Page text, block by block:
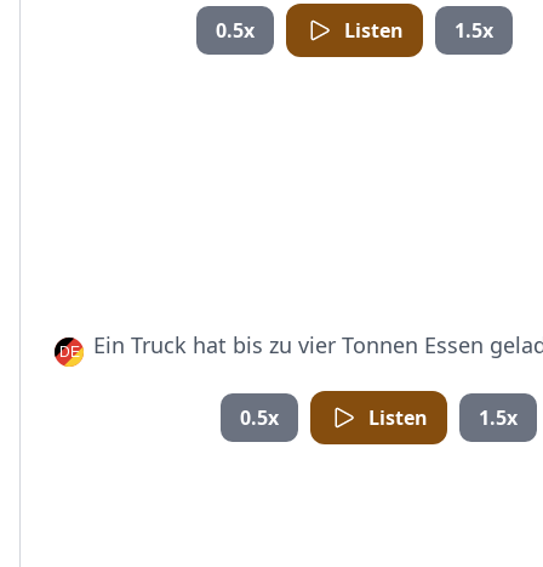
0.5x Listen 1.5x
Ein Truck hat bis zu vier Tonnen Essen
0.5x Listen 1.5x